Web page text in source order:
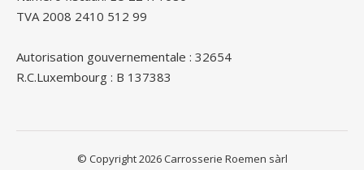
TVA 2008 2410 512 99
Autorisation gouvernementale : 32654
R.C.Luxembourg : B 137383
© Copyright 2026 Carrosserie Roemen sàrl